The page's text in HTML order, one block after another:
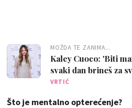
MOŽDA TE ZANIMA...
Kaley Cuoco: 'Biti
svaki dan brineš za
najboljeg prijatelja'
VRTIĆ
Što je mentalno opterećenje?